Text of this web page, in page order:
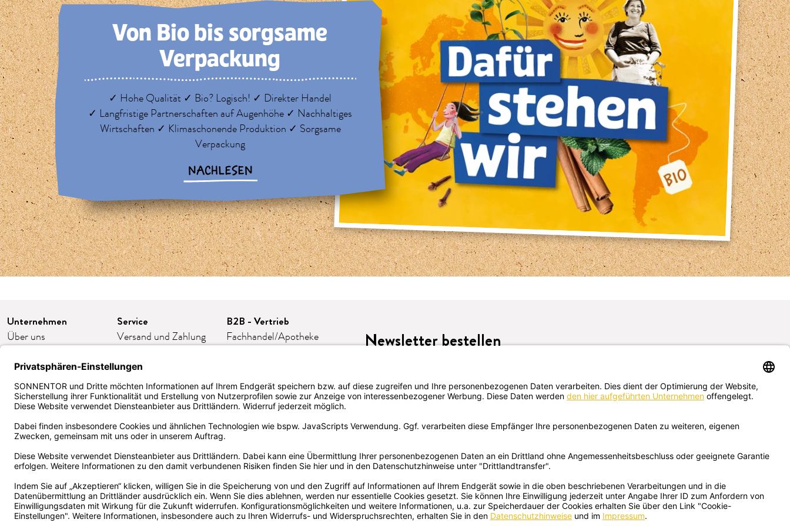
Von Bio bis sorg­same
Verpackung
✓ Hohe Qualität ✓ Bio? Logisch! ✓ Direkter Handel
✓ Langfristige Partnerschaften auf Augenhöhe ✓ Nachhaltiges
Wirtschaften ✓ Klimaschonende Produktion ✓ Sorgsame
Verpackung
NACHLESEN
Unternehmen
Über uns
Presse
Kooperationen
Impressum
Datenschutz
Barrierefreiheit
Service
Versand und Zahlung
Kontakt
AGB
Widerruf/Retoure
Cookie-Einstellungen
Kund:innen Klub
B2B - Vertrieb
Fachhandel/Apotheke
Firmengeschenke
Bestellplattform-
ORDERLION
Zertifikate
Newsletter bestellen
Schreib uns hier